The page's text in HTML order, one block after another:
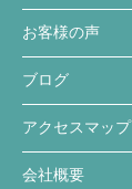
お客様の声
ブログ
アクセスマップ
会社概要